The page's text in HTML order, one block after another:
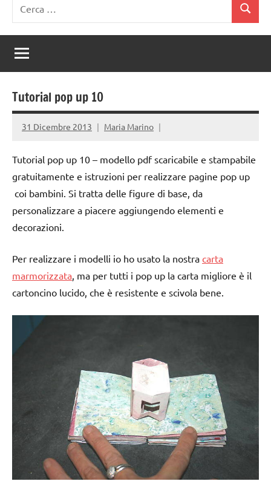
per:
Cerca
Tutorial pop up 10
31 Dicembre 2013 Maria Marino
Tutorial pop up 10 – modello pdf scaricabile e stampabile
gratuitamente e istruzioni per realizzare pagine pop up
coi bambini. Si tratta delle figure di base, da
personalizzare a piacere aggiungendo elementi e
decorazioni.
Per realizzare i modelli io ho usato la nostra carta
marmorizzata , ma per tutti i pop up la carta migliore è il
cartoncino lucido, che è resistente e scivola bene.